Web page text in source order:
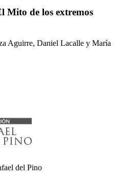
Mito de los extremos
Aguirre, Daniel Lacalle y María
del Pino